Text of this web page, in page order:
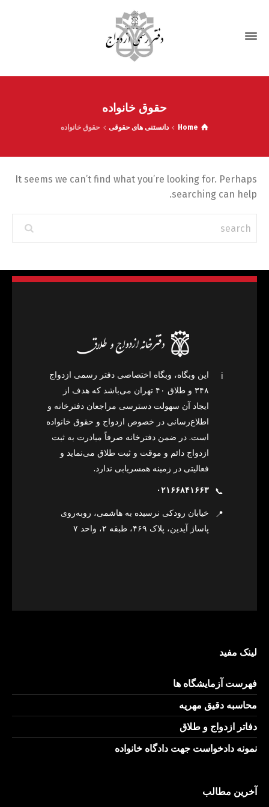
حقوق خانواده
Home دانستنی های حقوقی حقوق خانواده
It seems we can’t find what you’re looking for. Perhaps
searching can help.
ℹ️
این وبگاه، وبگاه اختصاصی دفتر رسمی ازدواج
۳۴۸ و طلاق ۴۰ تهران می‌باشد که هدف از
ایجاد آن سهولت دسترسی مراجعان دفترخانه و
اطلاع‌رسانی در خصوص ازدواج و حقوق خانواده
است. در ضمن دفترخانه صرفاً مبادرت به ثبت
ازدواج دائم و موقت و ثبت طلاق می‌نماید و
فعالیتی در زمینه همسریابی ندارد.
📞 ۰۲۱۶۶۸۴۱۶۶۳
📍
خیابان رودکی نرسیده به هاشمی، روبه‌روی
پاساژ آیدین، پلاک ۴۶۹، طبقه ۲، واحد ۷
لینک مفید
فهرست آزمایشگاه ها
محاسبه دقیق مهریه
دفاتر ازدواج و طلاق
نمونه دادخواست جهت دادگاه خانواده
آخرین مطالب